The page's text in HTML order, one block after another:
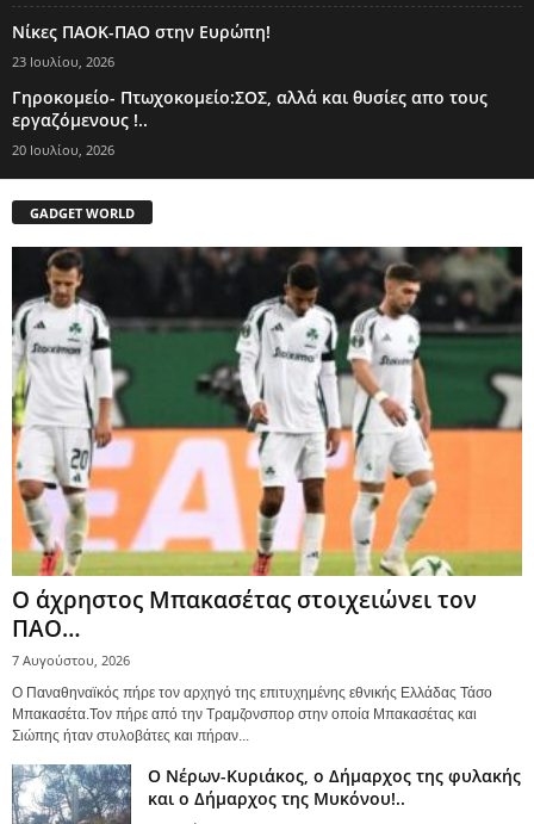
Νίκες ΠΑΟΚ-ΠΑΟ στην Ευρώπη!
23 Ιουλίου, 2026
Γηροκομείο- Πτωχοκομείο:ΣΟΣ, αλλά και θυσίες απο τους
εργαζόμενους !..
20 Ιουλίου, 2026
GADGET WORLD
Ο άχρηστος Μπακασέτας στοιχειώνει τον
ΠΑΟ…
7 Αυγούστου, 2026
Ο Παναθηναϊκός πήρε τον αρχηγό της επιτυχημένης εθνικής Ελλάδας Τάσο
Μπακασέτα.Τον πήρε από την Τραμζονσπορ στην οποία Μπακασέτας και
Σιώπης ήταν στυλοβάτες και πήραν...
Ο Νέρων-Κυριάκος, o Δήμαρχος της φυλακής
και ο Δήμαρχος της Μυκόνου!..